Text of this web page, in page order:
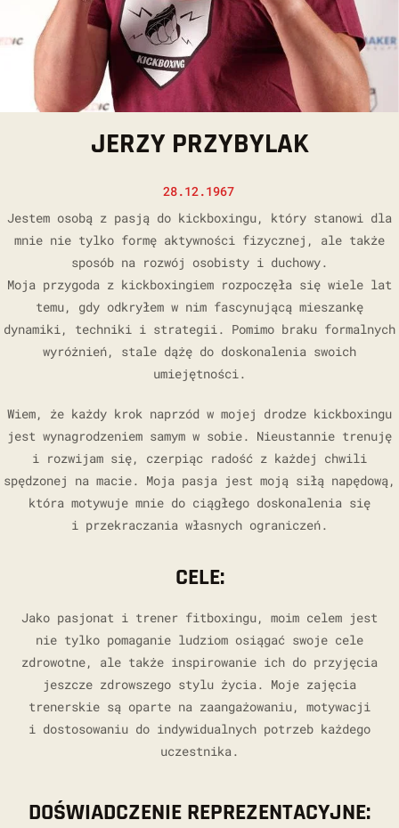
JERZY PRZYBYLAK
28.12.1967
Jestem osobą z pasją do kickboxingu, który stanowi dla
mnie nie tylko formę aktywności fizycznej, ale także
sposób na rozwój osobisty i duchowy.
Moja przygoda z kickboxingiem rozpoczęła się wiele lat
temu, gdy odkryłem w nim fascynującą mieszankę
dynamiki, techniki i strategii. Pomimo braku formalnych
wyróżnień, stale dążę do doskonalenia swoich
umiejętności.
Wiem, że każdy krok naprzód w mojej drodze kickboxingu
jest wynagrodzeniem samym w sobie. Nieustannie trenuję
i rozwijam się, czerpiąc radość z każdej chwili
spędzonej na macie. Moja pasja jest moją siłą napędową,
która motywuje mnie do ciągłego doskonalenia się
i przekraczania własnych ograniczeń.
CELE:
Jako pasjonat i trener fitboxingu, moim celem jest
nie tylko pomaganie ludziom osiągać swoje cele
zdrowotne, ale także inspirowanie ich do przyjęcia
jeszcze zdrowszego stylu życia. Moje zajęcia
trenerskie są oparte na zaangażowaniu, motywacji
i dostosowaniu do indywidualnych potrzeb każdego
uczestnika.
DOŚWIADCZENIE REPREZENTACYJNE: